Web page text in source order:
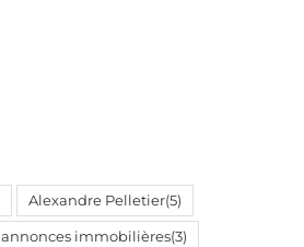
Alexandre Pelletier(5)
annonces immobilières(3)